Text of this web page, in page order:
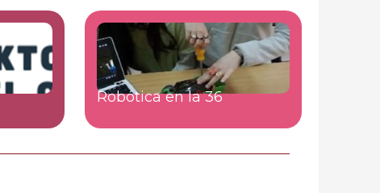
Robótica en la 36